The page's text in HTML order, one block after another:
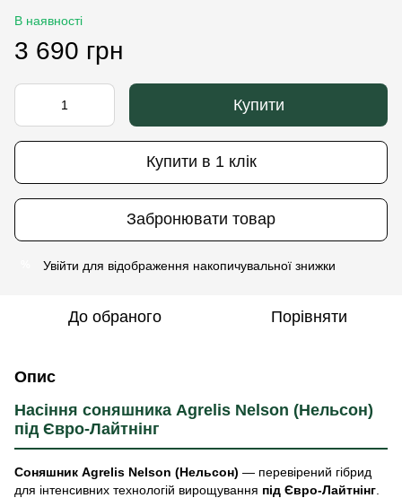
В наявності
3 690 грн
Купити
Купити в 1 клік
Забронювати товар
Увійти для відображення накопичувальної знижки
До обраного Порівняти
Опис
Насіння соняшника Agrelis Nelson (Нельсон)
під Євро-Лайтнінг
Соняшник Agrelis Nelson (Нельсон) — перевірений гібрид
для інтенсивних технологій вирощування під Євро-Лайтнінг